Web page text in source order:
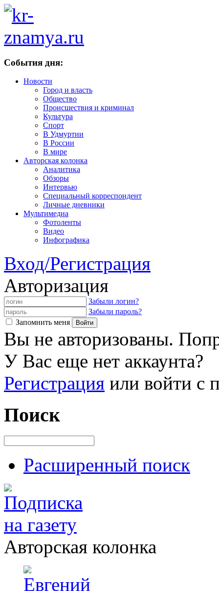
События дня:
Новости
Город и власть
Общество
Происшествия и криминал
Культура
Спорт
В Удмуртии
В России
В мире
Авторская колонка
Аналитика
Обзоры
Интервью
Специальный корреспондент
Личные дневники
Мультимедиа
Фотоленты
Видео
Инфографика
Вход/Регистрация
Авторизация
Забыли логин?
Забыли пароль?
Запомнить меня
Вы не авторизованы.
У Вас еще нет аккаунта?
Регистрация или войти с
Поиск
Расширенный поиск
Авторская колонка